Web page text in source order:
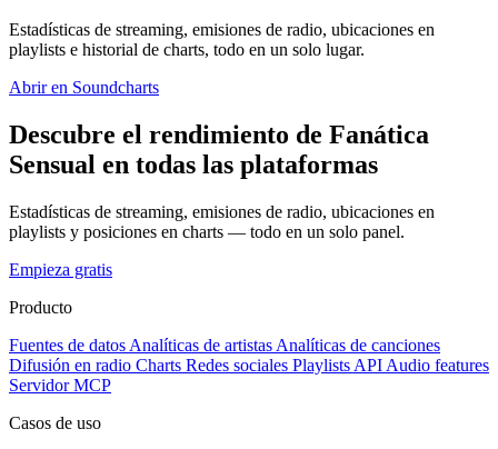
Estadísticas de streaming, emisiones de radio, ubicaciones en
playlists e historial de charts, todo en un solo lugar.
Abrir en Soundcharts
Descubre el rendimiento de Fanática
Sensual en todas las plataformas
Estadísticas de streaming, emisiones de radio, ubicaciones en
playlists y posiciones en charts — todo en un solo panel.
Empieza gratis
Producto
Fuentes de datos Analíticas de artistas Analíticas de canciones
Difusión en radio Charts Redes sociales Playlists API Audio features
Servidor MCP
Casos de uso